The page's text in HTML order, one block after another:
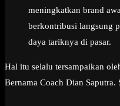
meningkatkan brand
berkontribusi langsung
daya tariknya di pasar.
Hal itu selalu tersampaikan
Bernama Coach Dian Saputra.